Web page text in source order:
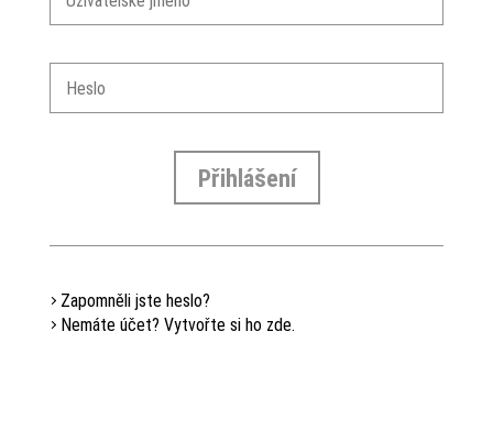
Přihlášení
Zapomněli jste heslo?
Nemáte účet? Vytvořte si ho zde.